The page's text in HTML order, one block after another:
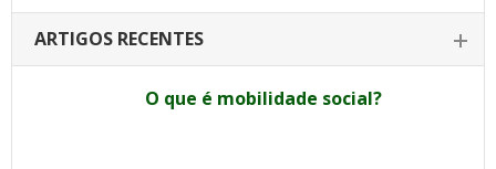
ARTIGOS RECENTES
O que é mobilidade social?